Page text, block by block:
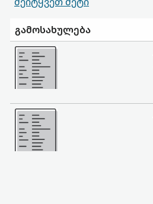
გამოსახულება
შევიტყოთ მეტი
შევიტყოთ მეტი